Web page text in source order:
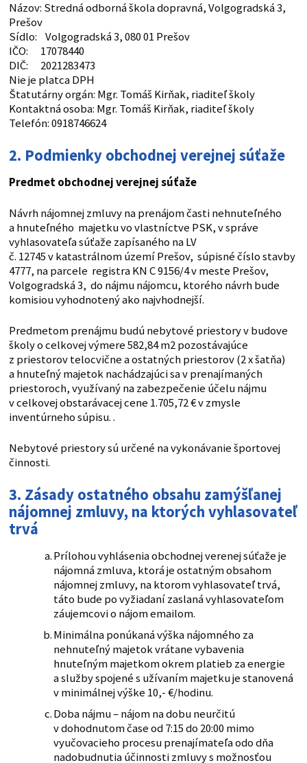
Názov: Stredná odborná škola dopravná, Volgogradská 3,
Prešov
Sídlo: Volgogradská 3, 080 01 Prešov
IČO: 17078440
DIČ: 2021283473
Nie je platca DPH
Štatutárny orgán: Mgr. Tomáš Kirňak, riaditeľ školy
Kontaktná osoba: Mgr. Tomáš Kirňak, riaditeľ školy
Telefón: 0918746624
2. Podmienky obchodnej verejnej súťaže
Predmet obchodnej verejnej súťaže
Návrh nájomnej zmluvy na prenájom časti nehnuteľného
a hnuteľného majetku vo vlastníctve PSK, v správe
vyhlasovateľa súťaže zapísaného na LV
č. 12745 v katastrálnom území Prešov, súpisné číslo stavby
4777, na parcele registra KN C 9156/4 v meste Prešov,
Volgogradská 3, do nájmu nájomcu, ktorého návrh bude
komisiou vyhodnotený ako najvhodnejší.
Predmetom prenájmu budú nebytové priestory v budove
školy o celkovej výmere 582,84 m2 pozostávajúce
z priestorov telocvične a ostatných priestorov (2 x šatňa)
a hnuteľný majetok nachádzajúci sa v prenajímaných
priestoroch, využívaný na zabezpečenie účelu nájmu
v celkovej obstarávacej cene 1.705,72 € v zmysle
inventúrneho súpisu. .
Nebytové priestory sú určené na vykonávanie športovej
činnosti.
3. Zásady ostatného obsahu zamýšľanej
nájomnej zmluvy, na ktorých vyhlasovateľ
trvá
Prílohou vyhlásenia obchodnej verenej súťaže je
nájomná zmluva, ktorá je ostatným obsahom
nájomnej zmluvy, na ktorom vyhlasovateľ trvá,
táto bude po vyžiadaní zaslaná vyhlasovateľom
záujemcovi o nájom emailom.
Minimálna ponúkaná výška nájomného za
nehnuteľný majetok vrátane vybavenia
hnuteľným majetkom okrem platieb za energie
a služby spojené s užívaním majetku je stanovená
v minimálnej výške 10,- €/hodinu.
Doba nájmu – nájom na dobu neurčitú
v dohodnutom čase od 7:15 do 20:00 mimo
vyučovacieho procesu prenajímateľa odo dňa
nadobudnutia účinnosti zmluvy s možnosťou